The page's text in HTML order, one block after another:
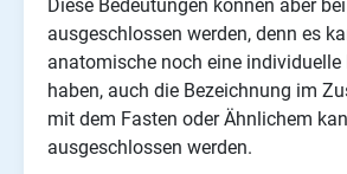
Diese Bedeutungen können aber
ausgeschlossen werden, denn es
anatomische noch eine individuelle
haben, auch die Bezeichnung im
mit dem Fasten oder Ähnlichem
ausgeschlossen werden.